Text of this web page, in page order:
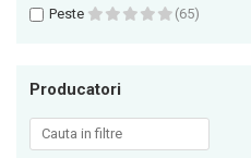
Naughty Boy
Nordic Naturals
Nutrend
Peste
(65)
Producatori